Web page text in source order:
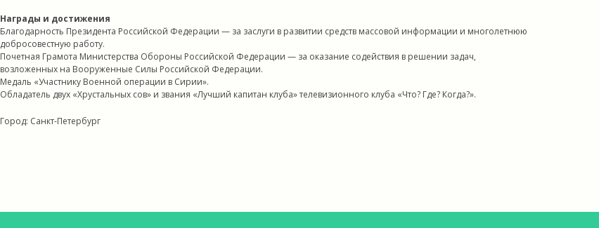
Награды и достижения
Благодарность Президента Российской Федерации — за заслуги в развитии средств массовой информации и многолетнюю
добросовестную работу.
Почетная Грамота Министерства Обороны Российской Федерации — за оказание содействия в решении задач,
возложенных на Вооруженные Силы Российской Федерации.
Медаль «Участнику Военной операции в Сирии».
Обладатель двух «Хрустальных сов» и звания «Лучший капитан клуба» телевизионного клуба «Что? Где? Когда?».
Город: Санкт-Петербург